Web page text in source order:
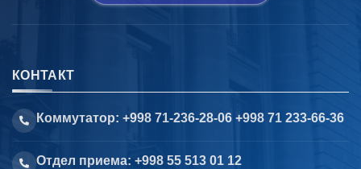
КОНТАКТ
Коммутатор: +998 71-236-28-06 +998 71 233-66-36
Отдел приема: +998 55 513 01 12